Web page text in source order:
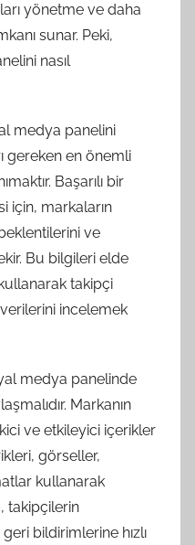
yönetme ve daha
sunar. Peki,
nasıl
medya panelini
gereken en önemli
Başarılı bir
için, markaların
ve
Bu bilgileri elde
takipçi
incelemek
medya panelinde
Markanın
ve etkileyici içerikler
görseller,
kullanarak
takipçilerin
bildirimlerine hızlı